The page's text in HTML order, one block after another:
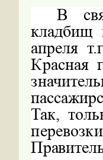
В
кладбищ
апреля
Красная
Так,
П